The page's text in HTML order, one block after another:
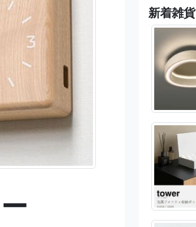
新着雑貨